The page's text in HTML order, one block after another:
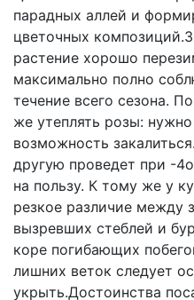
парадных аллей и
цветочных
растение хорошо
максимально полно
течение всего сезона.
же утеплять розы:
возможность
другую проведет при -
на пользу. К тому же у
резкое различие между
вызревших стеблей и
коре погибающих
лишних веток следует
укрыть.Достоинства